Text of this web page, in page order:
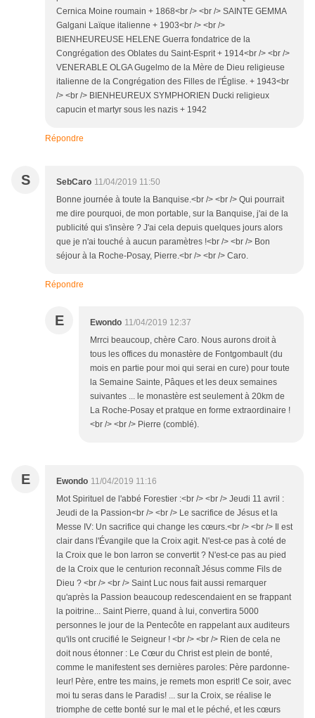
Cernica Moine roumain + 1868<br /> <br /> SAINTE GEMMA
Galgani Laïque italienne + 1903<br /> <br />
BIENHEUREUSE HELENE Guerra fondatrice de la
Congrégation des Oblates du Saint-Esprit + 1914<br /> <br />
VENERABLE OLGA Gugelmo de la Mère de Dieu religieuse
italienne de la Congrégation des Filles de l'Église. + 1943<br
/> <br /> BIENHEUREUX SYMPHORIEN Ducki religieux
capucin et martyr sous les nazis + 1942
Répondre
S SebCaro 11/04/2019 11:50
Bonne journée à toute la Banquise.<br /> <br /> Qui pourrait
me dire pourquoi, de mon portable, sur la Banquise, j'ai de la
publicité qui s'insère ? J'ai cela depuis quelques jours alors
que je n'ai touché à aucun paramètres !<br /> <br /> Bon
séjour à la Roche-Posay, Pierre.<br /> <br /> Caro.
Répondre
E Ewondo 11/04/2019 12:37
Mrrci beaucoup, chère Caro. Nous aurons droit à
tous les offices du monastère de Fontgombault (du
mois en partie pour moi qui serai en cure) pour toute
la Semaine Sainte, Pâques et les deux semaines
suivantes ... le monastère est seulement à 20km de
La Roche-Posay et pratque en forme extraordinaire !
<br /> <br /> Pierre (comblé).
E Ewondo 11/04/2019 11:16
Mot Spirituel de l'abbé Forestier :<br /> <br /> Jeudi 11 avril :
Jeudi de la Passion<br /> <br /> Le sacrifice de Jésus et la
Messe IV: Un sacrifice qui change les cœurs.<br /> <br /> Il est
clair dans l'Évangile que la Croix agit. N'est-ce pas à coté de
la Croix que le bon larron se convertit ? N'est-ce pas au pied
de la Croix que le centurion reconnaît Jésus comme Fils de
Dieu ? <br /> <br /> Saint Luc nous fait aussi remarquer
qu'après la Passion beaucoup redescendaient en se frappant
la poitrine... Saint Pierre, quand à lui, convertira 5000
personnes le jour de la Pentecôte en rappelant aux auditeurs
qu'ils ont crucifié le Seigneur ! <br /> <br /> Rien de cela ne
doit nous étonner : Le Cœur du Christ est plein de bonté,
comme le manifestent ses dernières paroles: Père pardonne-
leur! Père, entre tes mains, je remets mon esprit! Ce soir, avec
moi tu seras dans le Paradis! ... sur la Croix, se réalise le
triomphe de cette bonté sur le mal et le péché, et les cœurs